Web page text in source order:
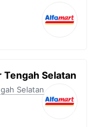
Selatan
Selatan